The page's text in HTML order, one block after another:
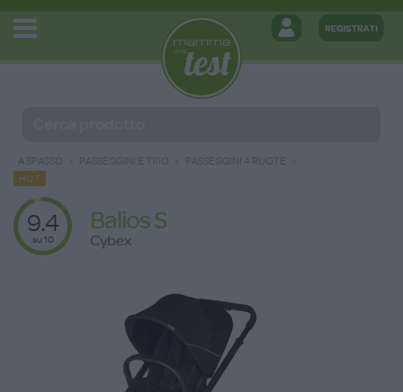
A SPASSO PASSEGGINI E TRIO PASSEGGINI 4 RUOTE
HOT
9.4
su 10
Balios S
Cybex